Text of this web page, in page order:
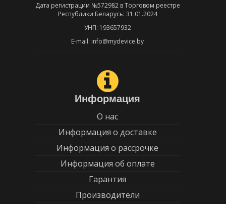
Дата регистрации №572982 в Торговом реестре
Республики Беларусь: 31.01.2024
УНП: 193657932
E-mail: info@mydevice.by
Информация
О нас
Информация о доставке
Информация о рассрочке
Информация об оплате
Гарантия
Производители